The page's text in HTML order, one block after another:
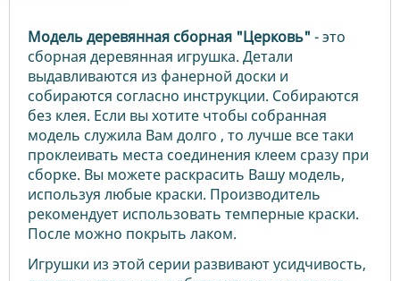
Модель деревянная сборная "Церковь" - это
сборная деревянная игрушка. Детали
выдавливаются из фанерной доски и
собираются согласно инструкции. Собираются
без клея. Если вы хотите чтобы собранная
модель служила Вам долго , то лучше все таки
проклеивать места соединения клеем сразу при
сборке. Вы можете раскрасить Вашу модель,
используя любые краски. Производитель
рекомендует использовать темперные краски.
После можно покрыть лаком.
Игрушки из этой серии развивают усидчивость,